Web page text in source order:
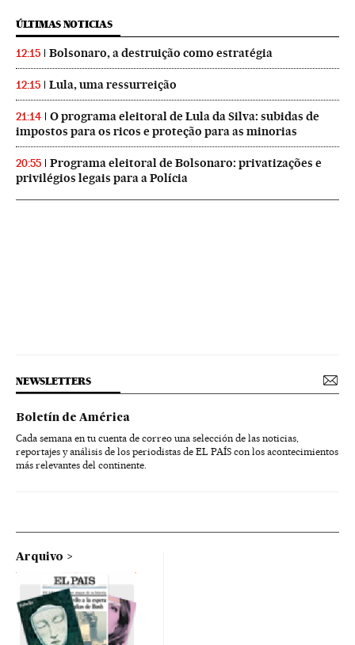
ÚLTIMAS NOTICIAS
12:15 Bolsonaro, a destruição como estratégia
12:15 Lula, uma ressurreição
21:14
O programa eleitoral de Lula da Silva: subidas de
impostos para os ricos e proteção para as minorias
20:55
Programa eleitoral de Bolsonaro: privatizações e
privilégios legais para a Polícia
NEWSLETTERS
Boletín de América
Cada semana en tu cuenta de correo una selección de las noticias,
reportajes y análisis de los periodistas de EL PAÍS con los acontecimientos
más relevantes del continente.
Arquivo